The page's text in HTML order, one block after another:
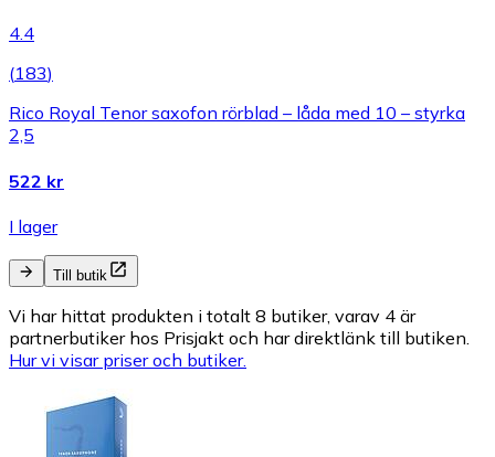
4.4
(183)
Rico Royal Tenor saxofon rörblad – låda med 10 – styrka
2,5
522 kr
I lager
Till butik
Vi har hittat produkten i totalt 8 butiker, varav 4 är
partnerbutiker hos Prisjakt och har direktlänk till butiken.
Hur vi visar priser och butiker.